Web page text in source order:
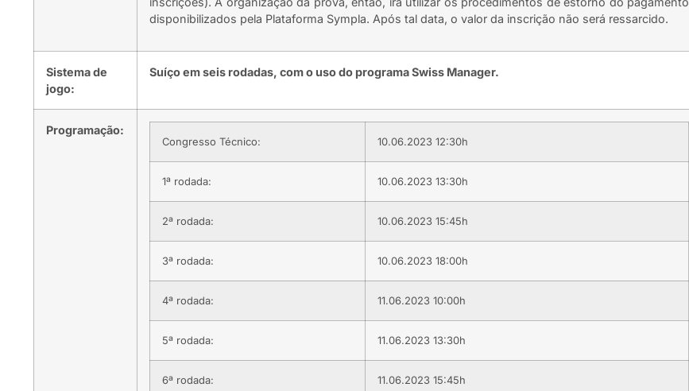
disponibilizados pela Plataforma Sympla. Após tal data, o valor da inscrição não será ressarcido.
Sistema de
jogo:
Suíço em seis rodadas, com o uso do programa Swiss Manager.
Programação:
Congresso Técnico: 10.06.2023 12:30h
1ª rodada: 10.06.2023 13:30h
2ª rodada: 10.06.2023 15:45h
3ª rodada: 10.06.2023 18:00h
4ª rodada: 11.06.2023 10:00h
5ª rodada: 11.06.2023 13:30h
6ª rodada: 11.06.2023 15:45h